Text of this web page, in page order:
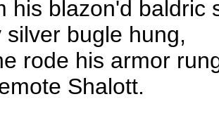
his blazon'd baldric
silver bugle hung,
rode his armor
Shalott.